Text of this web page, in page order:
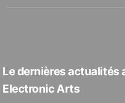
Le dernières actualités
Electronic Arts